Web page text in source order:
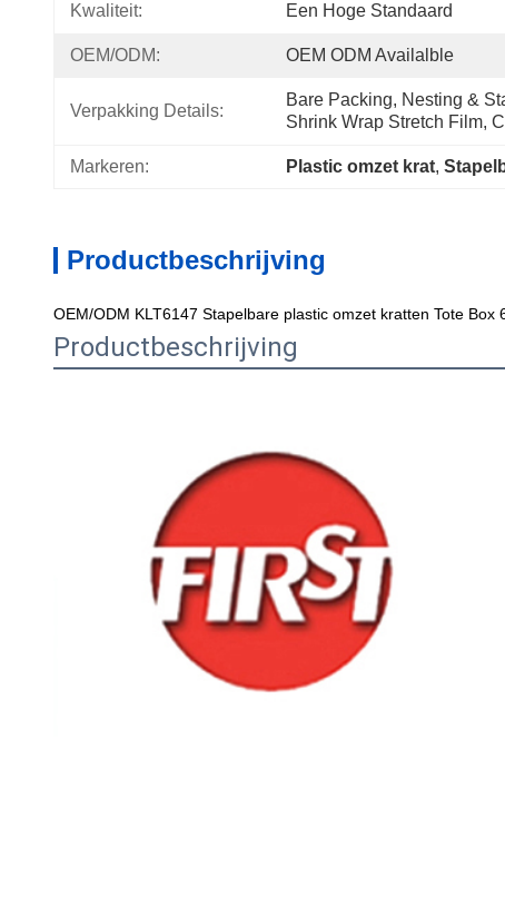
Kwaliteit: Een Hoge Standaard
OEM/ODM: OEM ODM Availalble
Verpakking Details:
Bare Packing, Nesting &
Shrink Wrap Stretch Film,
Markeren: Plastic omzet krat,
Productbeschrijving
OEM/ODM KLT6147 Stapelbare plastic omzet kratten Tote Box
Productbeschrijving